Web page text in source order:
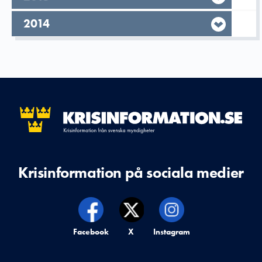
År,
2014
Krisinformation på sociala medier
Krisinformation på,
Facebook Krisinformation på,
X Krisinformation på,
Instagram